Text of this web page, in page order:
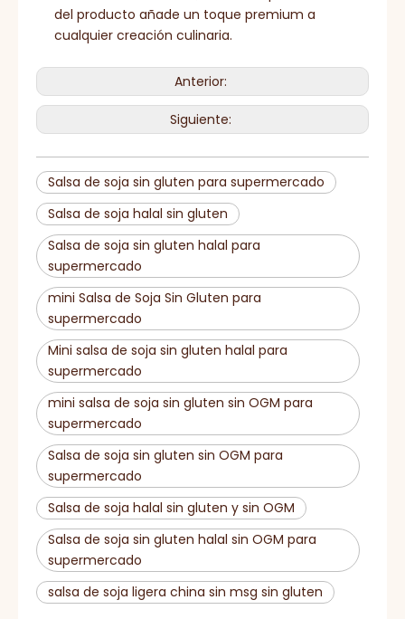
del producto añade un toque premium a
cualquier creación culinaria.
Anterior:
Siguiente:
Salsa de soja sin gluten para supermercado
Salsa de soja halal sin gluten
Salsa de soja sin gluten halal para
supermercado
mini Salsa de Soja Sin Gluten para
supermercado
Mini salsa de soja sin gluten halal para
supermercado
mini salsa de soja sin gluten sin OGM para
supermercado
Salsa de soja sin gluten sin OGM para
supermercado
Salsa de soja halal sin gluten y sin OGM
Salsa de soja sin gluten halal sin OGM para
supermercado
salsa de soja ligera china sin msg sin gluten